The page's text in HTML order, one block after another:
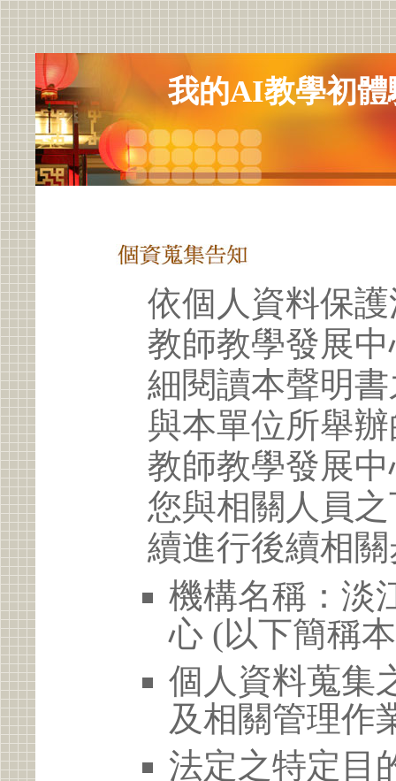
我的AI教學初
依個人資料保
教師教學發展
細閱讀本聲明
與本單位所舉
教師教學發展
您與相關人員
續進行後續相
機構名稱：淡
心 (以下簡稱
個人資料蒐集
及相關管理作
法定之特定目